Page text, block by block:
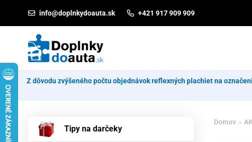
info@doplnkydoauta.sk +421 917 909 909
Z dôvodu zvýšeného počtu objednávok reflexných plachiet na
Tipy na darčeky
Domov ›